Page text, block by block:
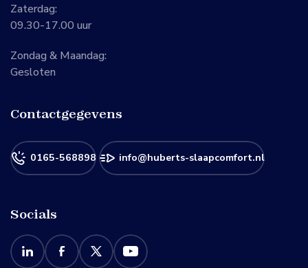
Zaterdag:
09.30-17.00 uur
Zondag & Maandag:
Gesloten
Contactgegevens
0165-568898 info@huberts-slaapcomfort.nl
Socials